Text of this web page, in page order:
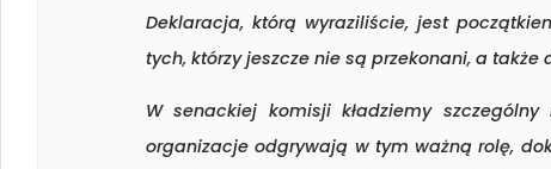
Deklaracja, którą wyraziliście, jest
tych, którzy jeszcze nie są przekonani, a także
W senackiej komisji kładziemy
organizacje odgrywają w tym ważną rolę,